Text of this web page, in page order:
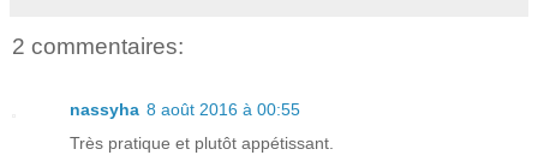
2 commentaires:
nassyha 8 août 2016 à 00:55
Très pratique et plutôt appétissant.